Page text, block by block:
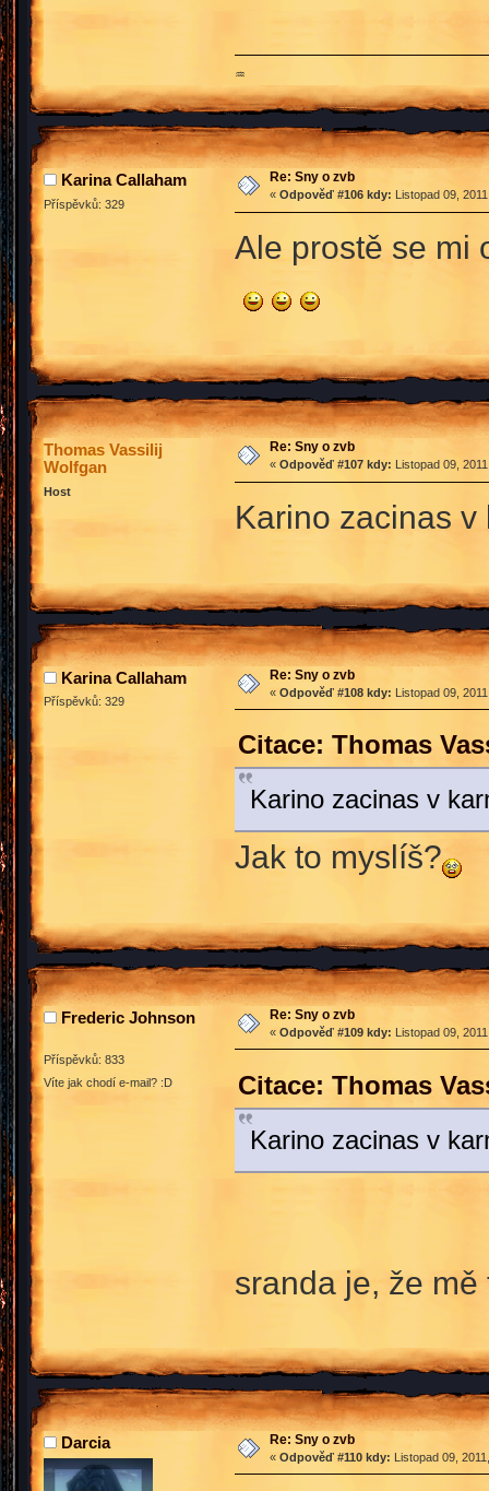
♒
Karina Callaham
Příspěvků: 329
Re: Sny o zvb
« Odpověď #106 kdy: Listopad 09,
Ale prostě se mi
Thomas Vassilij
Wolfgan
Host
Re: Sny o zvb
« Odpověď #107 kdy: Listopad 09,
Karino zacinas
Karina Callaham
Příspěvků: 329
Re: Sny o zvb
« Odpověď #108 kdy: Listopad 09,
Citace: Thomas
Karino zacinas v
Jak to myslíš?
Frederic Johnson
Příspěvků: 833
Víte jak chodí e-mail? :D
Re: Sny o zvb
« Odpověď #109 kdy: Listopad 09,
Citace: Thomas
Karino zacinas v
sranda je, že
Darcia Re: Sny o zvb
« Odpověď #110 kdy: Listopad 09,